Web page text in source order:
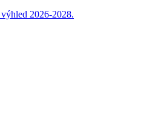
2026-2028.